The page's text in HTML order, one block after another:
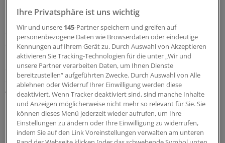
Die Hamburgische Krankenhausgesellschaft (HKG) warf
der KV daraufhin "juristische Winkelzüge" vor. Die KV
drohte mit Klage, die Hamburger Gesundheitsbehörde
rief beide Seiten zur Mäßigung auf, weil sie Nachteile für
den Ruf des Standortes befürchtete. Unstrittig war
dagegen die erste Zulassung nach 116 b, die im
vergangenen Jahr dem Universitäts-Krankenhaus
Hamburg-Eppendorf (UKE) für die Behandlung von
Patienten mit Marfan-Syndrom erteilt wurde.
Ihre Privatsphäre ist uns wichtig
Wir und unsere 145-Partner speichern und greifen auf
personenbezogene Daten wie Browserdaten oder eindeutige
Kennungen auf Ihrem Gerät zu. Durch Auswahl von Akzeptieren
aktivieren Sie Tracking-Technologien für die unter „Wir und
unsere Partner verarbeiten Daten, um Ihnen Dienste
bereitzustellen“ aufgeführten Zwecke. Durch Auswahl von Alle
ablehnen oder Widerruf Ihrer Einwilligung werden diese
deaktiviert. Wenn Tracker deaktiviert sind, sind manche Inhalte
und Anzeigen möglicherweise nicht mehr so relevant für Sie. Sie
können dieses Menü jederzeit wieder aufrufen, um Ihre
Einstellungen zu ändern oder Ihre Einwilligung zu widerrufen,
indem Sie auf den Link Voreinstellungen verwalten am unteren